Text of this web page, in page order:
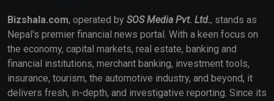
Bizshala.com, operated by SOS Media Pvt. Ltd., stands as
Nepal's premier financial news portal. With a keen focus on
the economy, capital markets, real estate, banking and
financial institutions, merchant banking, investment tools,
insurance, tourism, the automotive industry, and beyond, it
delivers fresh, in-depth, and investigative reporting. Since its